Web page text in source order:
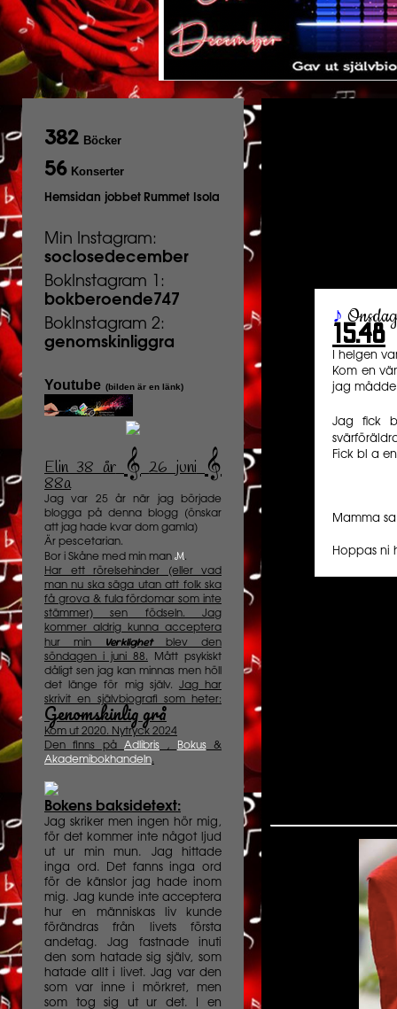
♪
15.48
I helgen
Kom en
jag mådde
Jag fick
Fick bl a
Mamma
Hoppas ni
382 Böcker
56 Konserter
Hemsidan jobbet Rummet Isola
Min Instagram:
soclosedecember
BokInstagram 1:
bokberoende747
BokInstagram 2:
genomskinliggra
Youtube (bilden är en länk)
Elin 38 år️𝄞 26 juni 𝄞
88a
Jag var 25 år när jag började
blogga på denna blogg (önskar
att jag hade kvar dom gamla)
Är pescetarian.
Bor i Skåne med min man M.
Har ett rörelsehinder (eller vad
man nu ska säga utan att folk ska
få grova & fula fördomar som inte
stämmer) sen födseln. Jag
kommer aldrig kunna acceptera
hur min
Verklighetblev den
söndagen i juni 88. Mått psykiskt
dåligt sen jag kan minnas men höll
det länge för mig själv. Jag har
skrivit en självbiografi som heter:
Genomskinlig grå
Kom ut 2020. Nytryck 2024
Den finns på Adlibris , Bokus&
Akademibokhandeln.
Bokens baksidetext:
Jag skriker men ingen hör mig,
för det kommer inte något ljud
ut ur min mun. Jag hittade
inga ord. Det fanns inga ord
för de känslor jag hade inom
mig. Jag kunde inte acceptera
hur en människas liv kunde
förändras från livets första
andetag. Jag fastnade inuti
den som hatade sig själv, som
hatade allt i livet. Jag var den
som var inne i mörkret, men
som tog sig ut ur det. I en